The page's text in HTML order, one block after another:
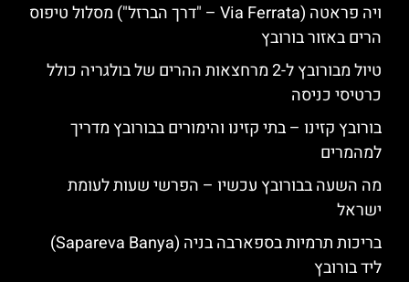
ויה פראטה (Via Ferrata – "דרך הברזל") מסלול טיפוס
הרים באזור בורובץ
טיול מבורובץ ל-2 מרחצאות ההרים של בולגריה כולל
כרטיסי כניסה
בורובץ קזינו – בתי קזינו והימורים בבורובץ מדריך
למהמרים
מה השעה בבורובץ עכשיו – הפרשי שעות לעומת
ישראל
בריכות תרמיות בספארבה בניה (Sapareva Banya)
ליד בורובץ